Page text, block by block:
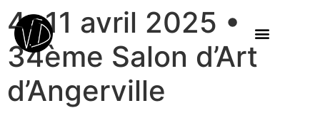
4>11 avril 2025 •
34ème Salon d’Art
d’Angerville